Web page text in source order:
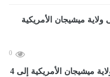
0
ارتفاع عدد قتلى إطلاق نار على كنيسة فى ولاية ميشيجان الأمريكية إلى 4